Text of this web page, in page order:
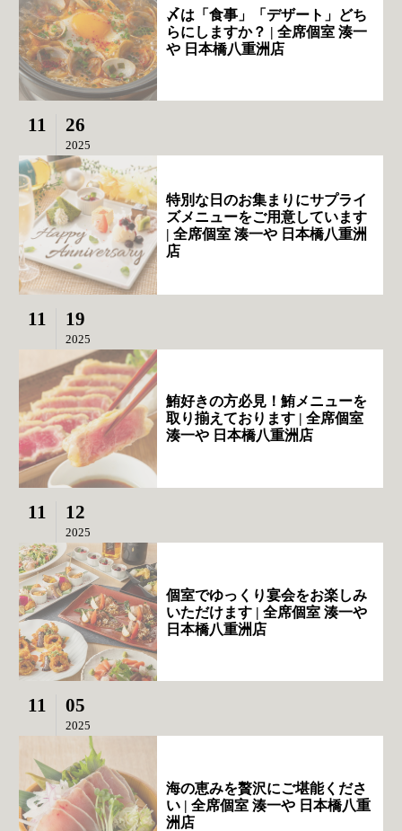
〆は「食事」「デザート」どち
らにしますか？ | 全席個室 湊一
や 日本橋八重洲店
11 26
2025
特別な日のお集まりにサプライ
ズメニューをご用意しています
| 全席個室 湊一や 日本橋八重洲
店
11 19
2025
鮪好きの方必見！鮪メニューを
取り揃えております | 全席個室
湊一や 日本橋八重洲店
11 12
2025
個室でゆっくり宴会をお楽しみ
いただけます | 全席個室 湊一や
日本橋八重洲店
11 05
2025
海の恵みを贅沢にご堪能くださ
い | 全席個室 湊一や 日本橋八重
洲店